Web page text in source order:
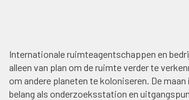
Internationale ruimteagentschappen en
alleen van plan om de ruimte verder te
om andere planeten te koloniseren. De
belang als onderzoeksstation en